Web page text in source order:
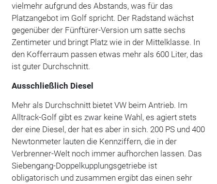
vielmehr aufgrund des Abstands, was für das
Platzangebot im Golf spricht. Der Radstand wächst
gegenüber der Fünftürer-Version um satte sechs
Zentimeter und bringt Platz wie in der Mittelklasse. In
den Kofferraum passen etwas mehr als 600 Liter, das
ist guter Durchschnitt.
Ausschließlich Diesel
Mehr als Durchschnitt bietet VW beim Antrieb. Im
Alltrack-Golf gibt es zwar keine Wahl, es agiert stets
der eine Diesel, der hat es aber in sich. 200 PS und 400
Newtonmeter lauten die Kennziffern, die in der
Verbrenner-Welt noch immer aufhorchen lassen. Das
Siebengang-Doppelkupplungsgetriebe ist
obligatorisch und zusammen ergibt das einen sehr